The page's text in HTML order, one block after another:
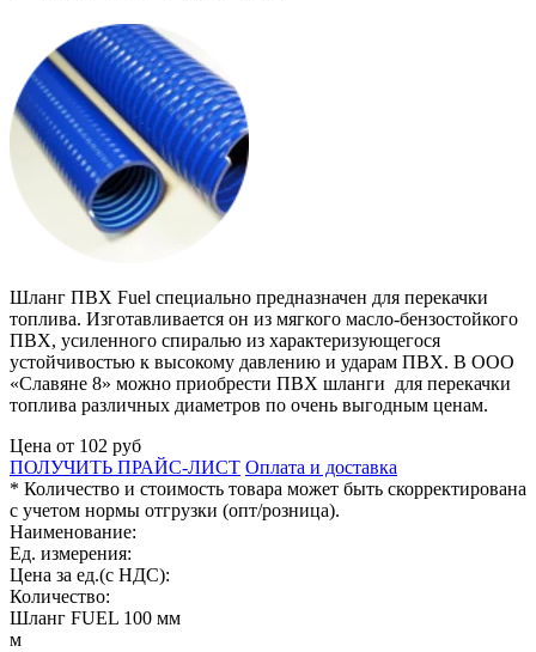
Шланг ПВХ Fuel специально предназначен для перекачки
топлива. Изготавливается он из мягкого масло-бензостойкого
ПВХ, усиленного спиралью из характеризующегося
устойчивостью к высокому давлению и ударам ПВХ. В ООО
«Славяне 8» можно приобрести ПВХ шланги для перекачки
топлива различных диаметров по очень выгодным ценам.
Цена от 102 руб
ПОЛУЧИТЬ ПРАЙС-ЛИСТ Оплата и доставка
* Количество и стоимость товара может быть скорректирована
с учетом нормы отгрузки (опт/розница).
Наименование:
Ед. измерения:
Цена за ед.(с НДС):
Количество:
Шланг FUEL 100 мм
м